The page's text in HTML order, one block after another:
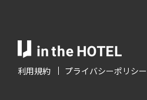
利用規約 プライバシーポリシー